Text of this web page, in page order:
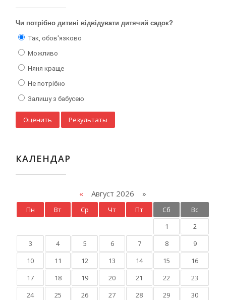
Чи потрібно дитині відвідувати дитячий садок?
Так, обов'язково
Можливо
Няня краще
Не потрібно
Залишу з бабусею
КАЛЕНДАР
« Август 2026 »
Пн Вт Ср Чт Пт Сб
Вс
1
2
3
4 5 6 7 8
9
10
11 12 13 14 15
16
17
18 19 20 21 22
23
24
25 26 27 28 29
30